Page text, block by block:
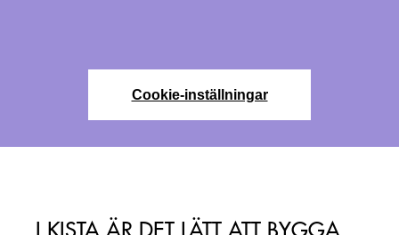
Cookie-inställningar
I KISTA ÄR DET LÄTT ATT BYGGA